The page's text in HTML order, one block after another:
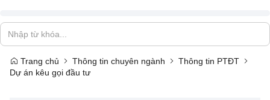
Trang chủ Thông tin chuyên ngành
Thông tin PTĐT
Dự án kêu gọi đầu tư